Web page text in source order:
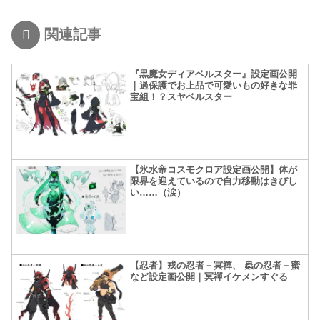
関連記事
『黒魔女ディアベルスター』設定画公開
｜過保護でお上品で可愛いもの好きな罪
宝組！？スヤベルスター
【氷水帝コスモクロア設定画公開】体が
限界を迎えているので自力移動はきびし
い……（涙）
【忍者】戎の忍者－冥禪、 蟲の忍者－蜜
など設定画公開｜冥禪イケメンすぐる